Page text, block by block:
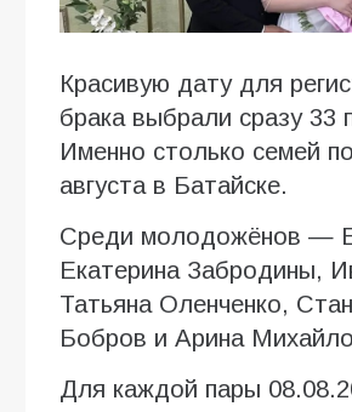
Красивую дату для
брака выбрали сразу 33
Именно столько семей
августа в Батайске.
Среди молодожёнов —
Екатерина Забродины,
Татьяна Оленченко,
Бобров и Арина
Для каждой пары